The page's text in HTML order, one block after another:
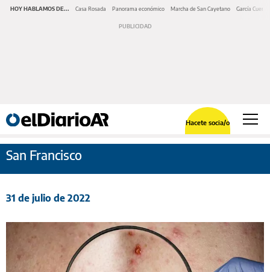
HOY HABLAMOS DE... Casa Rosada Panorama económico Marcha de San Cayetano García Cuerva
Hacete socia/o
San Francisco
31 de julio de 2022